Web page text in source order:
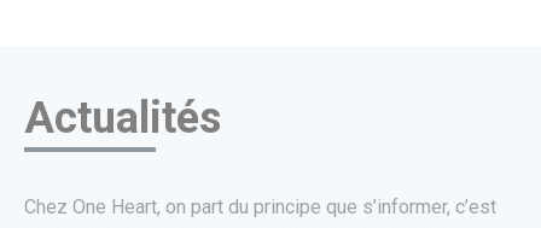
Actualités
Chez One Heart, on part du principe que s’informer, c’est